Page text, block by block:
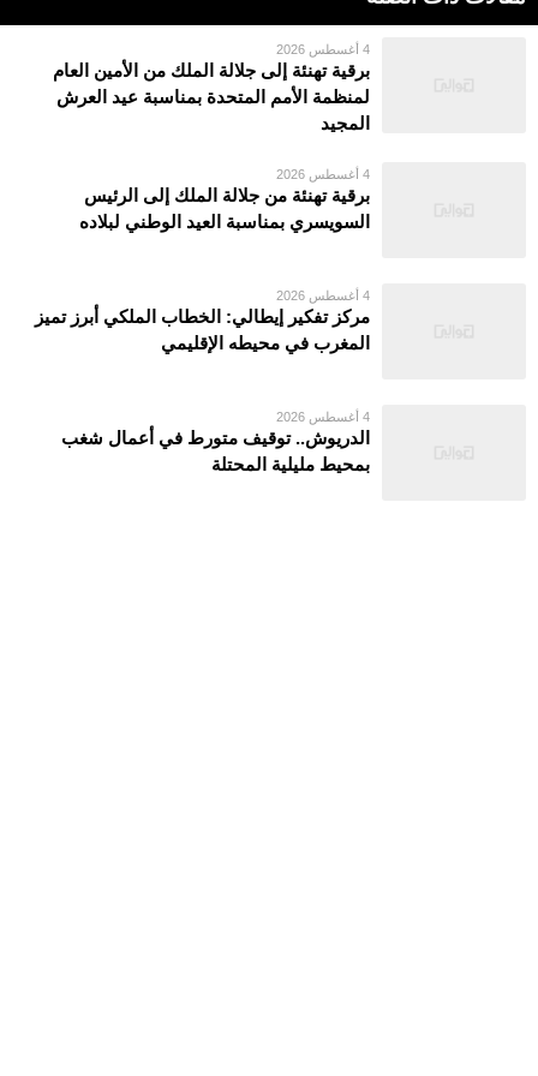
4 أغسطس 2026
برقية تهنئة إلى جلالة الملك من الأمين العام
لمنظمة الأمم المتحدة بمناسبة عيد العرش
المجيد
4 أغسطس 2026
برقية تهنئة من جلالة الملك إلى الرئيس
السويسري بمناسبة العيد الوطني لبلاده
4 أغسطس 2026
مركز تفكير إيطالي: الخطاب الملكي أبرز تميز
المغرب في محيطه الإقليمي
4 أغسطس 2026
الدريوش.. توقيف متورط في أعمال شغب
بمحيط مليلية المحتلة